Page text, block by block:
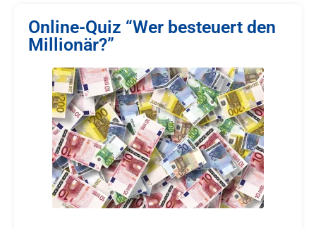
Online-Quiz “Wer besteuert den
Millionär?”